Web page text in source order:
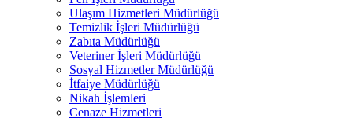
Ulaşım Hizmetleri Müdürlüğü
Temizlik İşleri Müdürlüğü
Zabıta Müdürlüğü
Veteriner İşleri Müdürlüğü
Sosyal Hizmetler Müdürlüğü
İtfaiye Müdürlüğü
Nikah İşlemleri
Cenaze Hizmetleri